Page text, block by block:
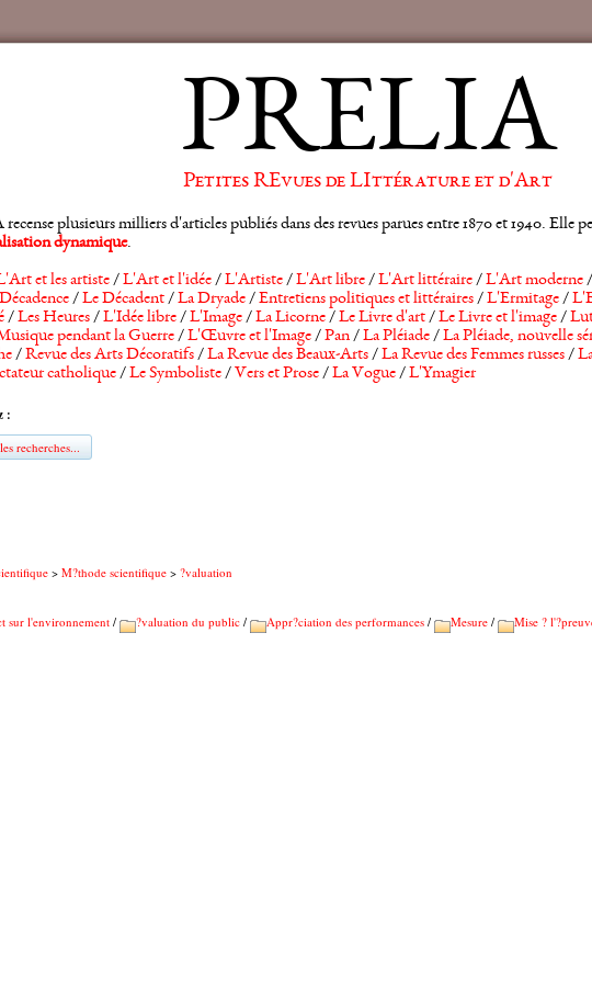
PRELIA
Petites REvues de LIttérature et d'Art
plusieurs milliers d'articles publiés dans des revues parues entre 1870 et 1940. Elle
dynamique.
et les artiste/L'Art et l'idée/L'Artiste/L'Art libre/L'Art littéraire/L'Art moderne/
/Le Décadent/La Dryade/Entretiens politiques et littéraires/L'Ermitage/
/Les Heures/L'Idée libre/L'Image/La Licorne/Le Livre d'art/Le Livre et l'image/
pendant la Guerre/L'Œuvre et l'Image/Pan/La Pléiade/La Pléiade, nouvelle
/Revue des Arts Décoratifs/La Revue des Beaux-Arts/La Revue des Femmes russes/
catholique/Le Symboliste/ Vers et Prose/La Vogue/L'Ymagier
:
recherches...
> M?thode scientifique > ?valuation
sur l'environnement/ ?valuation du public / Appr?ciation des performances / Mesure / Mise ?